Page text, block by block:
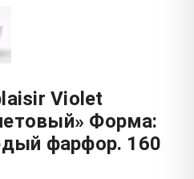
Violet
Форма:
фарфор. 160